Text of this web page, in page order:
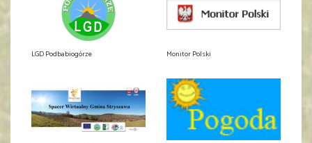
LGD Podbabiogórze Monitor Polski